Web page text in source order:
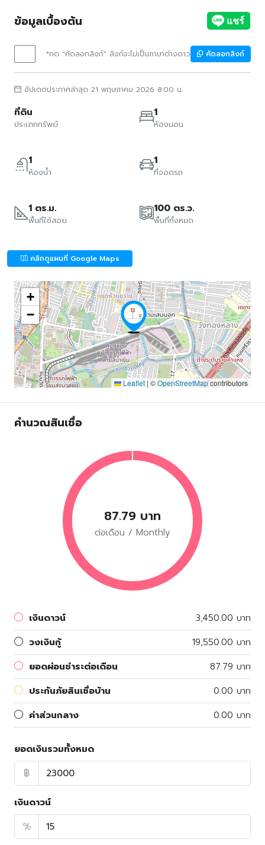
ข้อมูลเบื้องต้น
*กด "คัดลอกลิงก์" ลิงก์จะไม่เป็นภาษาต่างดาว คัดลอกลิงก์
อัปเดตประกาศล่าสุด 21 พฤษภาคม 2026 8:00 น.
ที่ดิน
ประเภททรัพย์
1
ห้องนอน
1
ห้องน้ำ
1
ที่จอดรถ
1 ตร.ม.
พื้นที่ใช้สอย
100 ตร.ว.
พื้นที่ทั้งหมด
คลิกดูแผนที่ Google Maps
+
−
Leaflet | ©OpenStreetMapcontributors
คำนวณสินเชื่อ
87.79 บาท
ต่อเดือน / Monthly
เงินดาวน์
3,450.00 บาท
วงเงินกู้
19,550.00 บาท
ยอดผ่อนชำระต่อเดือน
87.79 บาท
ประกันภัยสินเชื่อบ้าน
0.00 บาท
ค่าส่วนกลาง
0.00 บาท
ยอดเงินรวมทั้งหมด
฿
เงินดาวน์
%